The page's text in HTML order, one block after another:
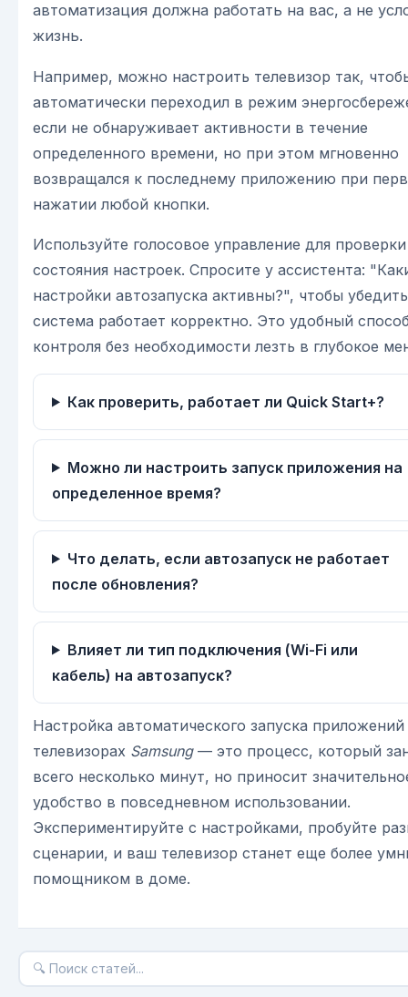
автоматизация должна работать на вас, а не
жизнь.
Например, можно настроить телевизор так,
автоматически переходил в режим
если не обнаруживает активности в течение
определенного времени, но при этом мгновенно
возвращался к последнему приложению при
нажатии любой кнопки.
Используйте голосовое управление для проверки
состояния настроек. Спросите у ассистента:
настройки автозапуска активны?", чтобы
система работает корректно. Это удобный
контроля без необходимости лезть в глубокое
Как проверить, работает ли Quick Start+?
Можно ли настроить запуск приложения на
определенное время?
Что делать, если автозапуск не работает
после обновления?
Влияет ли тип подключения (Wi-Fi или
кабель) на автозапуск?
Настройка автоматического запуска приложений
телевизорах Samsung— это процесс, который
всего несколько минут, но приносит
удобство в повседневном использовании.
Экспериментируйте с настройками, пробуйте
сценарии, и ваш телевизор станет еще более
помощником в доме.